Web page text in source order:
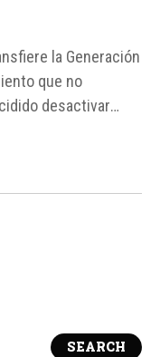
la Generación
que no
desactivar
stickers y
SEARCH